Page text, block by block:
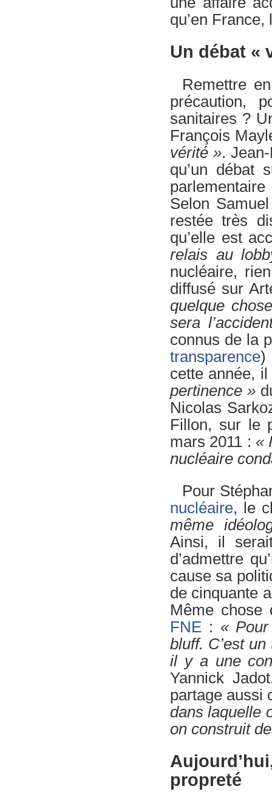
qu’en
Un débat «
Remettre
précaution,
sanitaires ?
François
vérité ».
qu’un débat
Selon
restée très
qu’elle est
relais au
nucléaire,
diffusé sur
quelque
sera
connus de la
transparence)
cette année,
pertinence »
Nicolas
Fillon, sur le
mars 2011 : «
nucléaire
Pour
nucléaire, le
même
Ainsi, il
d’admettre
cause sa
de cinquante
Même
FNE : «
bluff. C’est
il y a une
Yannick
partage aussi
dans laquelle
on construit
propreté